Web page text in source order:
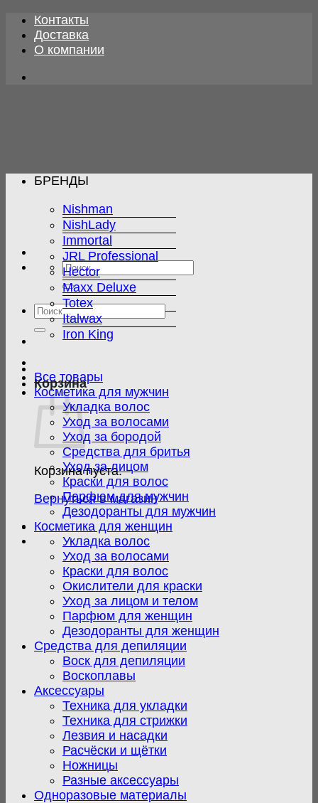
Skip
content
Контакты
Доставка
О компании
Искать:
Искать:
Корзина
Корзина пуста.
Вернуться в магазин
БРЕНДЫ
Nishman
NishLady
Immortal
JRL Professional
Hector
Maxx Deluxe
Totex
Italwax
Iron King
Все товары
Косметика для мужчин
Укладка волос
Уход за волосами
Уход за бородой
Средства для бритья
Уход за лицом
Краски для волос
Парфюм для мужчин
Дезодоранты для мужчин
Косметика для женщин
Укладка волос
Уход за волосами
Краски для волос
Окислители для краски
Уход за лицом и телом
Парфюм для женщин
Дезодоранты для женщин
Средства для депиляции
Воск для депиляции
Воскоплавы
Аксессуары
Техника для укладки
Техника для стрижки
Лезвия и насадки
Расчёски и щётки
Ножницы
Разные аксессуары
Одноразовые материалы